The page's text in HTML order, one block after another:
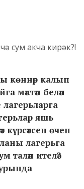
көннәр калып
мәктәп белән
яшь
күрсәтсен өчен
лагерьга
таләп ителә?